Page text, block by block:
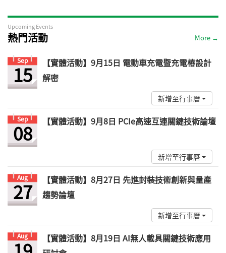
Upcoming Events
熱門活動 More →
Sep
15
【實體活動】9月15日 電動車充電暨充電樁設計
解密
新增至行事曆
Sep
08 【實體活動】9月8日 PCIe高速互連關鍵技術論壇
新增至行事曆
Aug
27
【實體活動】8月27日 先進封裝技術創新與量產
趨勢論壇
新增至行事曆
Aug
【實體活動】8月19日 AI無人載具關鍵技術應用